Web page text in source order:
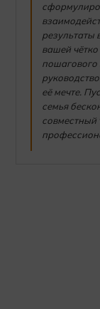
результаты
вашей
её мечте.
семья